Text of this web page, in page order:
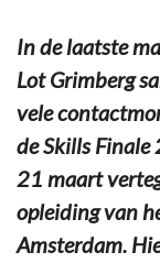
In de laatste
Lot Grimberg
vele
de Skills
21 maart
opleiding van
Amsterdam.